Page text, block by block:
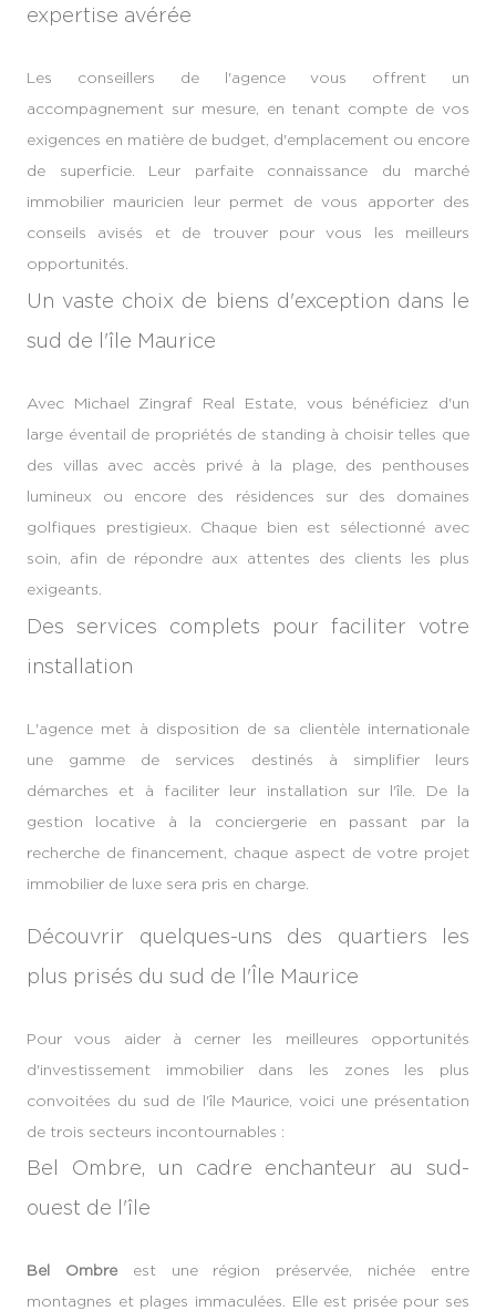
expertise avérée
Les conseillers de l'agence vous offrent un
accompagnement sur mesure, en tenant compte de vos
exigences en matière de budget, d'emplacement ou encore
de superficie. Leur parfaite connaissance du marché
immobilier mauricien leur permet de vous apporter des
conseils avisés et de trouver pour vous les meilleurs
opportunités.
Un vaste choix de biens d'exception dans le
sud de l'île Maurice
Avec Michael Zingraf Real Estate, vous bénéficiez d'un
large éventail de propriétés de standing à choisir telles que
des villas avec accès privé à la plage, des penthouses
lumineux ou encore des résidences sur des domaines
golfiques prestigieux. Chaque bien est sélectionné avec
soin, afin de répondre aux attentes des clients les plus
exigeants.
Des services complets pour faciliter votre
installation
L'agence met à disposition de sa clientèle internationale
une gamme de services destinés à simplifier leurs
démarches et à faciliter leur installation sur l'île. De la
gestion locative à la conciergerie en passant par la
recherche de financement, chaque aspect de votre projet
immobilier de luxe sera pris en charge.
Découvrir quelques-uns des quartiers les
plus prisés du sud de l'Île Maurice
Pour vous aider à cerner les meilleures opportunités
d'investissement immobilier dans les zones les plus
convoitées du sud de l'île Maurice, voici une présentation
de trois secteurs incontournables :
Bel Ombre, un cadre enchanteur au sud-
ouest de l'île
Bel Ombreest une région préservée, nichée entre
montagnes et plages immaculées. Elle est prisée pour ses